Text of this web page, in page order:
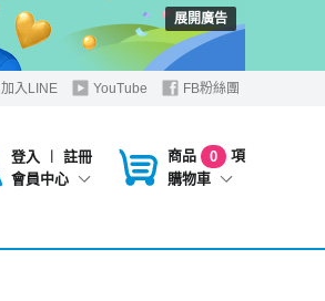
展開廣告
加入LINE YouTube FB粉絲團
登入 ︱
註冊
會員中心
商品 0
項
購物車